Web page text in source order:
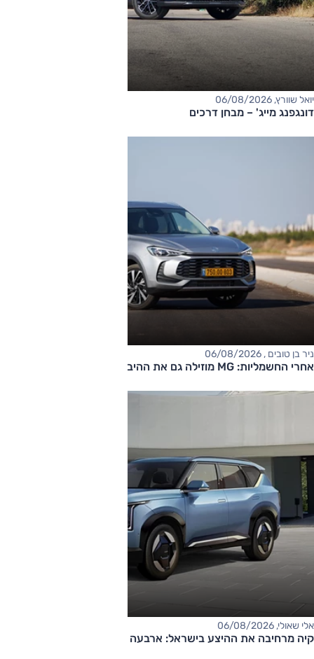
יואל שוורץ, 06/08/2026
דונגפנג מייג' – מבחן דרכים
ניר בן טובים , 06/08/2026
אחרי החשמליות: MG מוזילה גם את ההיברידיות
אלי שאולי, 06/08/2026
קיה מרחיבה את ההיצע בישראל: ארבעה דגמים חדשים בדרך